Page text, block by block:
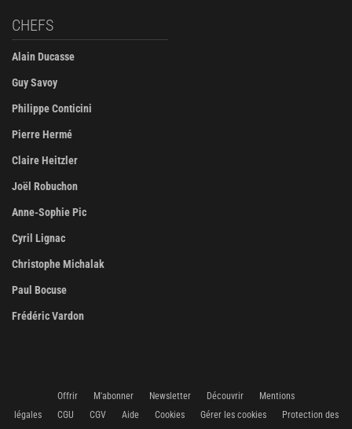
CHEFS
Alain Ducasse
Guy Savoy
Philippe Conticini
Pierre Hermé
Claire Heitzler
Joël Robuchon
Anne-Sophie Pic
Cyril Lignac
Christophe Michalak
Paul Bocuse
Frédéric Vardon
Offrir M'abonner Newsletter Découvrir
Mentions
légales
CGU CGV Aide Cookies Gérer les cookies
Protection des